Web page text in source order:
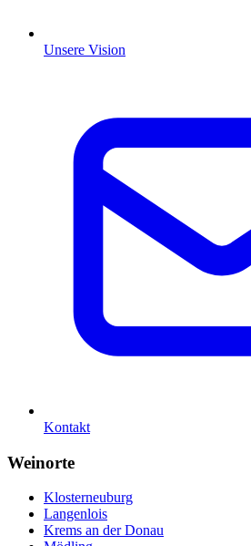
Unsere Vision
Kontakt
Weinorte
Klosterneuburg
Langenlois
Krems an der Donau